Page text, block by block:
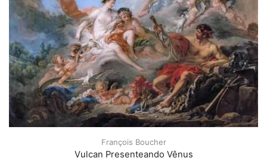
François Boucher
Vulcan Presenteando Vênus